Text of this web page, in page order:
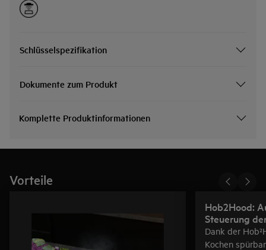
Schlüsselspezifikation
Dokumente zum Produkt
Komplette Produktinformationen
Vorteile
Hob2Hood:
Steuerung
Dank der
Kochen